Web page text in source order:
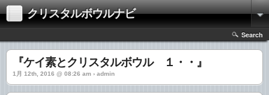
クリスタルボウルナビ
Search
『ケイ素とクリスタルボウル １・・』
1月 12th, 2016 @ 08:26 am › admin